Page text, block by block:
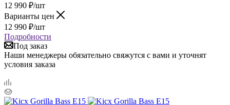
12 990 ₽/шт
Варианты цен
12 990 ₽/шт
Подробности
Под заказ
Наши менеджеры обязательно свяжутся с вами и уточнят
условия заказа